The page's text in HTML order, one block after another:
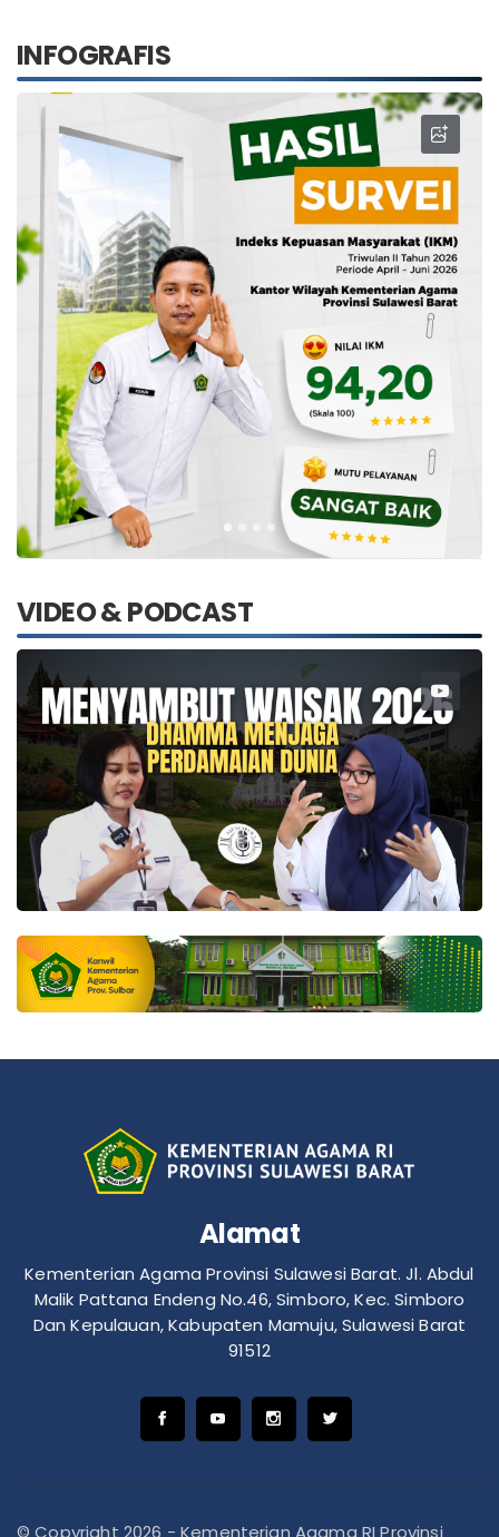
INFOGRAFIS
VIDEO & PODCAST
Alamat
Kementerian Agama Provinsi Sulawesi Barat. Jl. Abdul
Malik Pattana Endeng No.46, Simboro, Kec. Simboro
Dan Kepulauan, Kabupaten Mamuju, Sulawesi Barat
91512
© Copyright 2026 - Kementerian Agama RI Provinsi